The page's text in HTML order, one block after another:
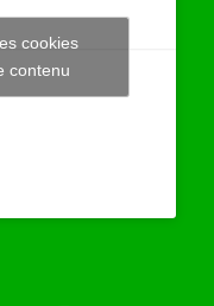
cookies
contenu